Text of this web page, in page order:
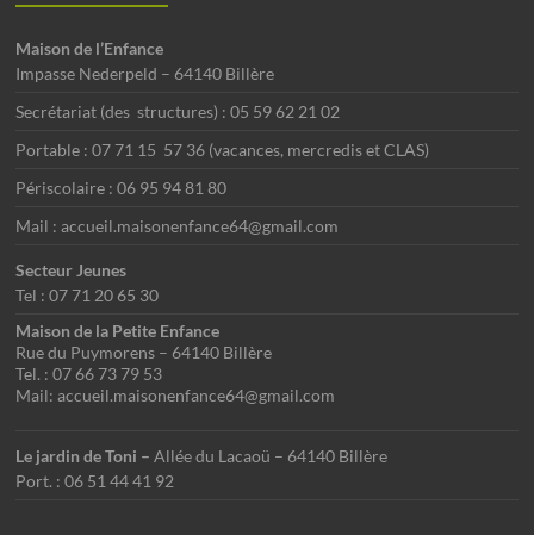
Maison de l’Enfance
Impasse Nederpeld – 64140 Billère
Secrétariat (des structures) : 05 59 62 21 02
Portable : 07 71 15 57 36 (vacances, mercredis et CLAS)
Périscolaire : 06 95 94 81 80
Mail : accueil.maisonenfance64@gmail.com
Secteur Jeunes
Tel : 07 71 20 65 30
Maison de la Petite Enfance
Rue du Puymorens – 64140 Billère
Tel. : 07 66 73 79 53
Mail: accueil.maisonenfance64@gmail.com
Le jardin de Toni –Allée du Lacaoü – 64140 Billère
Port. : 06 51 44 41 92